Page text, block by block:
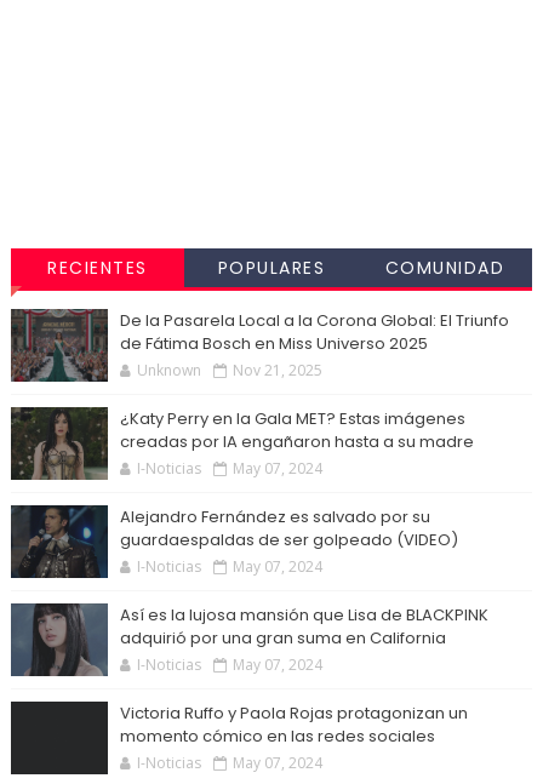
RECIENTES POPULARES COMUNIDAD
De la Pasarela Local a la Corona Global: El Triunfo
de Fátima Bosch en Miss Universo 2025
Unknown Nov 21, 2025
¿Katy Perry en la Gala MET? Estas imágenes
creadas por IA engañaron hasta a su madre
I-Noticias May 07, 2024
Alejandro Fernández es salvado por su
guardaespaldas de ser golpeado (VIDEO)
I-Noticias May 07, 2024
Así es la lujosa mansión que Lisa de BLACKPINK
adquirió por una gran suma en California
I-Noticias May 07, 2024
Victoria Ruffo y Paola Rojas protagonizan un
momento cómico en las redes sociales
I-Noticias May 07, 2024